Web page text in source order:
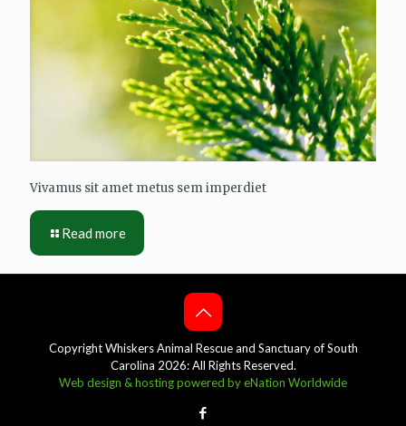
Vivamus sit amet metus sem imperdiet
Read more
Copyright Whiskers Animal Rescue and Sanctuary of South
Carolina 2026: All Rights Reserved.
Web design & hosting powered byeNation Worldwide